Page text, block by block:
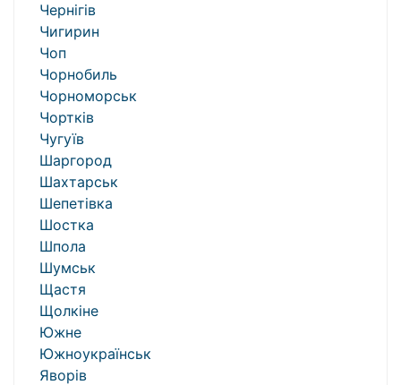
Чернігів
Чигирин
Чоп
Чорнобиль
Чорноморськ
Чортків
Чугуїв
Шаргород
Шахтарськ
Шепетівка
Шостка
Шпола
Шумськ
Щастя
Щолкіне
Южне
Южноукраїнськ
Яворів